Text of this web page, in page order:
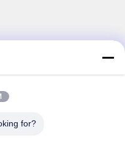
descuentos y más.
for?